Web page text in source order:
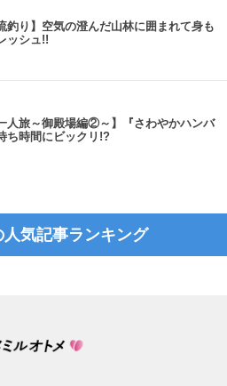
釣り】空気の澄んだ山林に囲まれて身も
ッシュ!!
人旅～御殿場編②～】『さわやかハンバ
ち時間にビックリ!?
気記事ランキング